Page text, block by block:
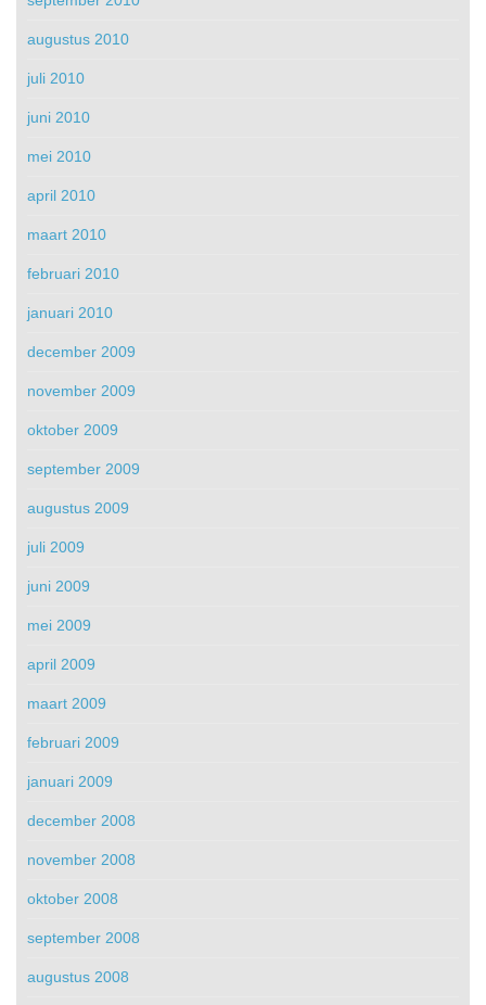
augustus 2010
juli 2010
juni 2010
mei 2010
april 2010
maart 2010
februari 2010
januari 2010
december 2009
november 2009
oktober 2009
september 2009
augustus 2009
juli 2009
juni 2009
mei 2009
april 2009
maart 2009
februari 2009
januari 2009
december 2008
november 2008
oktober 2008
september 2008
augustus 2008